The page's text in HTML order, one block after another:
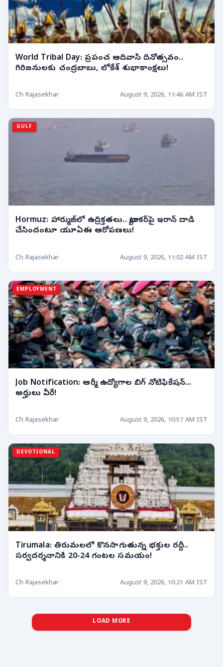
World Tribal Day: ప్రపంచ ఆదివాసీ దినోత్సవం..
గిరిజనులకు చంద్రబాబు, లోకేశ్ శుభాకాంక్షలు!
Ch Rajasekhar August 9, 2026, 11:46 AM IST
GULF
Hormuz: హార్ముజ్‌లో ఉద్రిక్తతలు.. ట్యాంకర్‌పై ఇరాన్ దాడి
చేసిందంటూ యూఏఈ ఆరోపణలు!
Ch Rajasekhar August 9, 2026, 11:02 AM IST
EMPLOYMENT
Job Notification: ఆర్మీ ఉద్యోగాల బిగ్ నోటిఫికేషన్...
అర్హులు వీరే!
Ch Rajasekhar August 9, 2026, 10:57 AM IST
DEVOTIONAL
Tirumala: తిరుమలలో కొనసాగుతున్న భక్తుల రద్దీ..
సర్వదర్శనానికి 20-24 గంటల సమయం!
Ch Rajasekhar August 9, 2026, 10:21 AM IST
LOAD MORE